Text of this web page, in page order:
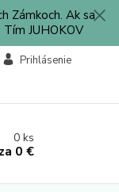
Zámkoch. Ak sa
JUHOKOV
Prihlásenie
0ks
za 0 €